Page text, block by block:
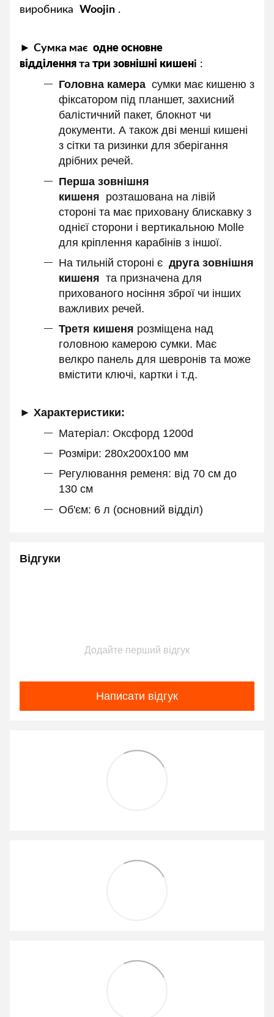
виробника Woojin .
► Сумка має одне основне
відділення та три зовнішні кишені :
Головна камера сумки має кишеню з
фіксатором під планшет, захисний
балістичний пакет, блокнот чи
документи. А також дві менші кишені
з сітки та ризинки для зберігання
дрібних речей.
Перша зовнішня
кишеня розташована на лівій
стороні та має приховану блискавку з
однієї сторони і вертикальною Molle
для кріплення карабінів з іншої.
На тильній стороні є друга зовнішня
кишеня та призначена для
прихованого носіння зброї чи інших
важливих речей.
Третя кишеня розміщена над
головною камерою сумки. Має
велкро панель для шевронів та може
вмістити ключі, картки і т.д.
► Характеристики:
Матеріал: Оксфорд 1200d
Розміри: 280х200х100 мм
Регулювання ременя: від 70 см до
130 см
Об'єм: 6 л (основний відділ)
Відгуки
Додайте перший відгук
Написати відгук